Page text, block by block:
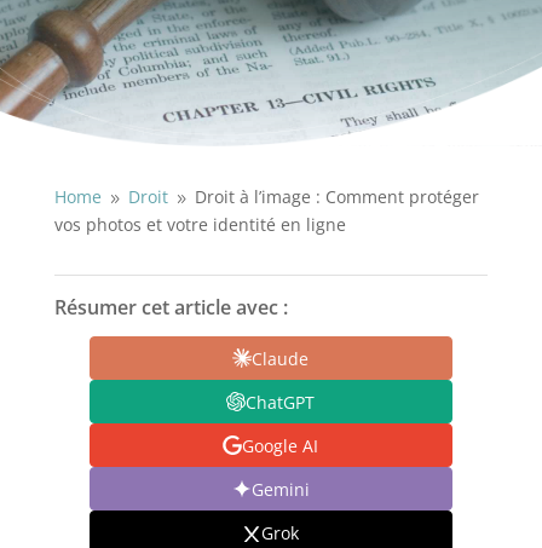
Home 9 Droit 9 Droit à l’image : Comment protéger
vos photos et votre identité en ligne
Résumer cet article avec :
Claude
ChatGPT
Google AI
Gemini
Grok